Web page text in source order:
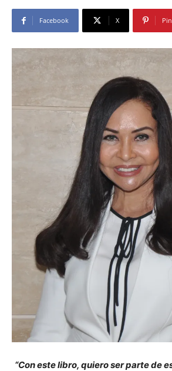
Facebook X
“Con este libro, quiero ser parte de